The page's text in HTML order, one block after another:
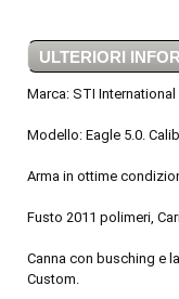
ULTERIORI
Marca: STI International
Modello: Eagle 5.0.
Arma in ottime
Fusto 2011 polimeri,
Canna con busching e
Custom.